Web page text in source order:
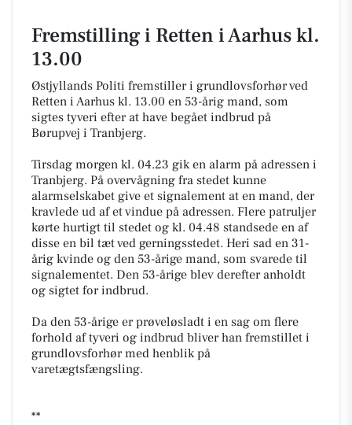
Fremstilling i Retten i Aarhus kl.
13.00
Østjyllands Politi fremstiller i grundlovsforhør ved
Retten i Aarhus kl. 13.00 en 53-årig mand, som
sigtes tyveri efter at have begået indbrud på
Børupvej i Tranbjerg.
Tirsdag morgen kl. 04.23 gik en alarm på adressen i
Tranbjerg. På overvågning fra stedet kunne
alarmselskabet give et signalement at en mand, der
kravlede ud af et vindue på adressen. Flere patruljer
kørte hurtigt til stedet og kl. 04.48 standsede en af
disse en bil tæt ved gerningsstedet. Heri sad en 31-
årig kvinde og den 53-årige mand, som svarede til
signalementet. Den 53-årige blev derefter anholdt
og sigtet for indbrud.
Da den 53-årige er prøveløsladt i en sag om flere
forhold af tyveri og indbrud bliver han fremstillet i
grundlovsforhør med henblik på
varetægtsfængsling.
**